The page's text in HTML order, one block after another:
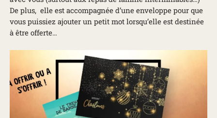
De plus, elle est accompagnée d’une enveloppe pour que
vous puissiez ajouter un petit mot lorsqu’elle est destinée
à être offerte…